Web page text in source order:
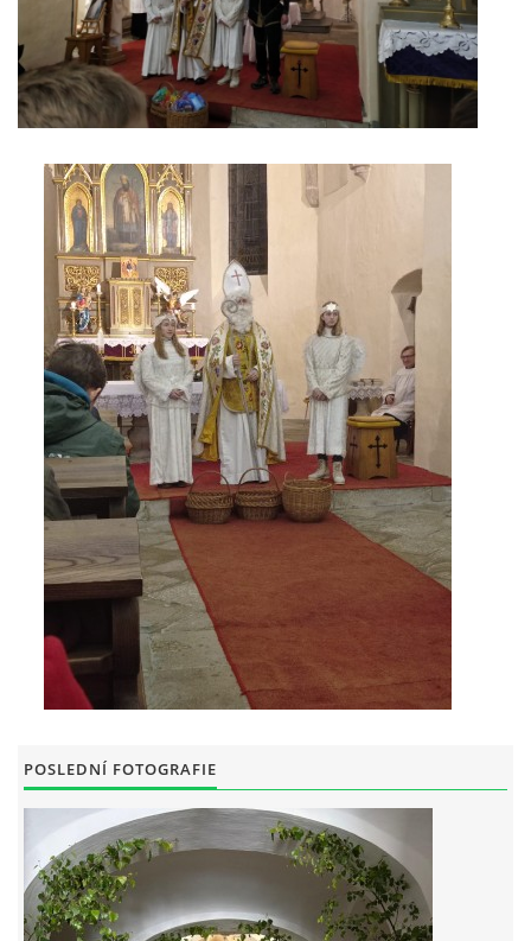
DĚTEM
VIDEA Z NAŠÍ FARNOSTI
VYBRÁNO Z POŘADŮ ČESKÉHO ROZHLASU
VYBRÁNO Z POŘADŮ ČT A JINÝCH TV STANIC
UDĚLEJTE SI VÝLET
JSEM KATOLÍK...
HUDEBNÍ KOUTEK
FOTOALBUM
NÁVŠTĚVNÍ KNIHA
ODKAZY
Farnost Studená
Nám. Sv. J. Nepomuckého 52
STUDENÁ
POSLEDNÍ FOTOGRAFIE